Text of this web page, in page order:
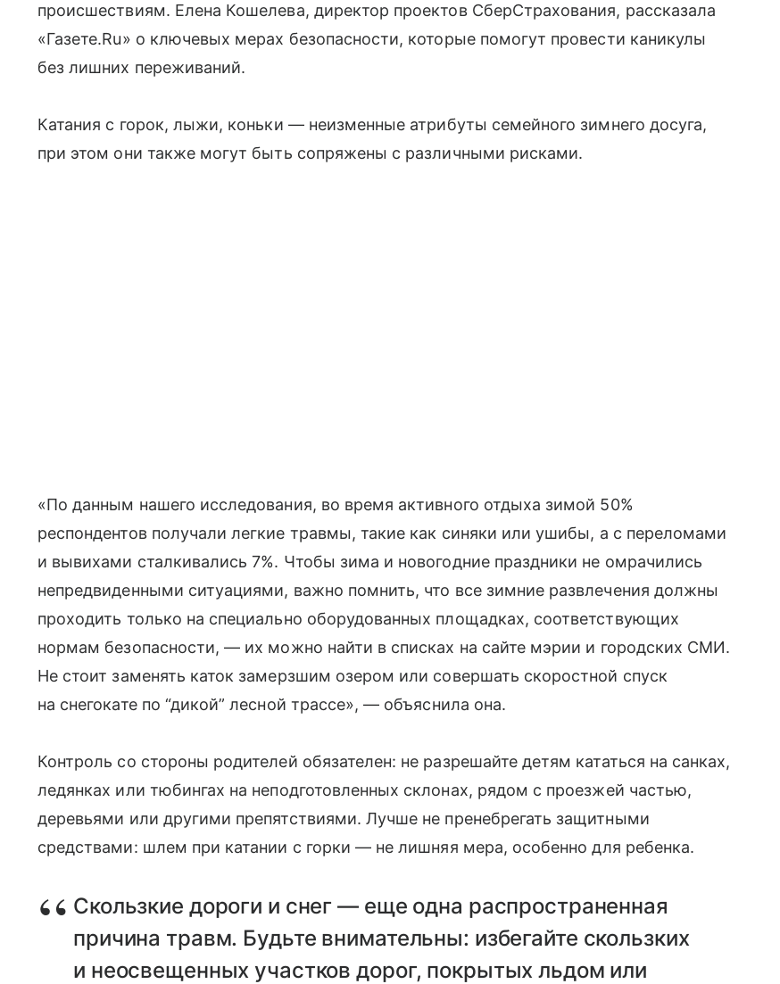
происшествиям. Елена Кошелева, директор проектов СберСтрахования, рассказала
«Газете.Ru» о ключевых мерах безопасности, которые помогут провести каникулы
без лишних переживаний.
Катания с горок, лыжи, коньки — неизменные атрибуты семейного зимнего досуга,
при этом они также могут быть сопряжены с различными рисками.
«По данным нашего исследования, во время активного отдыха зимой 50%
респондентов получали легкие травмы, такие как синяки или ушибы, а с переломами
и вывихами сталкивались 7%. Чтобы зима и новогодние праздники не омрачились
непредвиденными ситуациями, важно помнить, что все зимние развлечения должны
проходить только на специально оборудованных площадках, соответствующих
нормам безопасности, — их можно найти в списках на сайте мэрии и городских СМИ.
Не стоит заменять каток замерзшим озером или совершать скоростной спуск
на снегокате по “дикой” лесной трассе», — объяснила она.
Контроль со стороны родителей обязателен: не разрешайте детям кататься на санках,
ледянках или тюбингах на неподготовленных склонах, рядом с проезжей частью,
деревьями или другими препятствиями. Лучше не пренебрегать защитными
средствами: шлем при катании с горки — не лишняя мера, особенно для ребенка.
Скользкие дороги и снег — еще одна распространенная
причина травм. Будьте внимательны: избегайте скользких
и неосвещенных участков дорог, покрытых льдом или